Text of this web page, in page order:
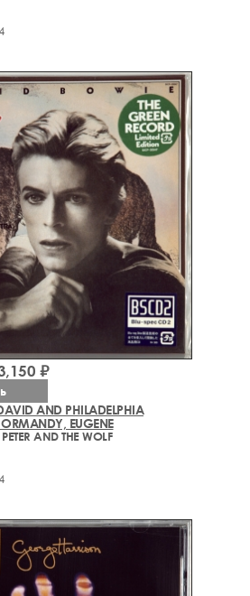
AND PHILADELPHIA
EUGENE
AND THE WOLF
₽